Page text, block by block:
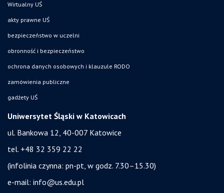
Wirtualny UŚ
akty prawne UŚ
bezpieczeństwo w uczelni
obronność i bezpieczeństwo
ochrona danych osobowych i klauzule RODO
zamówienia publiczne
gadżety UŚ
Uniwersytet Śląski w Katowicach
ul. Bankowa 12, 40-007 Katowice
tel. +48 32 359 22 22
(infolinia czynna: pn-pt, w godz. 7.30–15.30)
e-mail: info@us.edu.pl